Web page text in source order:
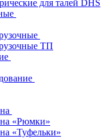
для талей DHS
ТП
«Рюмки»
«Туфельки»